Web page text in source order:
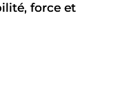
force et